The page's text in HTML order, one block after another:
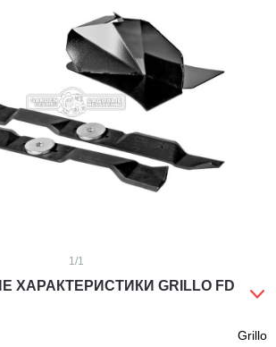
1 /1
ХАРАКТЕРИСТИКИ GRILLO FD
Grillo